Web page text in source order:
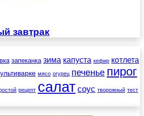
завтрак
запеканка зима капуста кефир котлета
мясо огурец печенье пирог
рецепт салат соус творожный тест